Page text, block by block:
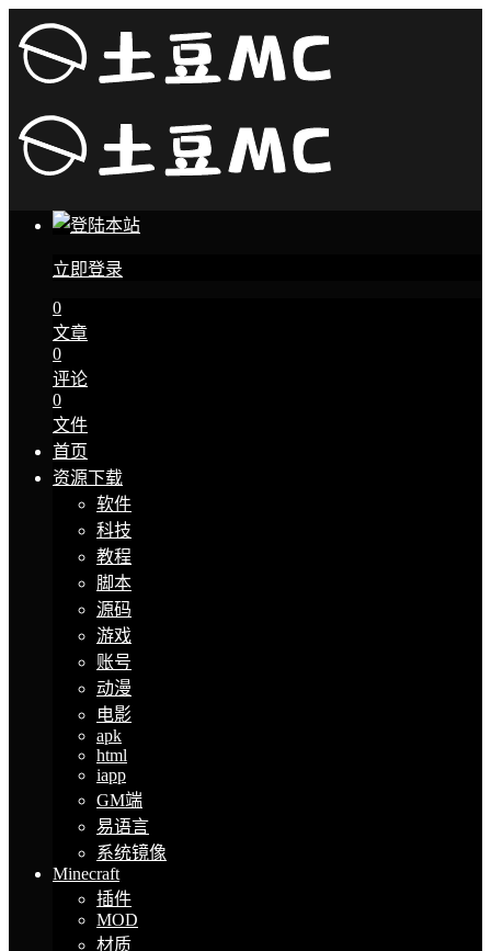
立即登录
0
文章
0
评论
0
文件
首页
资源下载
软件
科技
教程
脚本
源码
游戏
账号
动漫
电影
apk
html
iapp
GM端
易语言
系统镜像
Minecraft
插件
MOD
材质